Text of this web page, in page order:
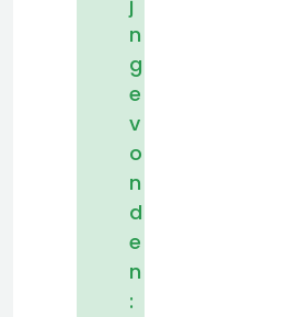
n
g
e
v
o
n
d
e
n
: